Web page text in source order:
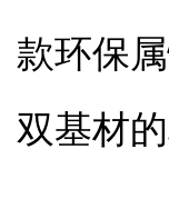
款环保
双基材